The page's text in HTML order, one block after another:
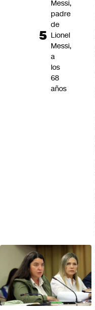
Messi,
padre
de
Lionel
Messi,
a
los
68
años